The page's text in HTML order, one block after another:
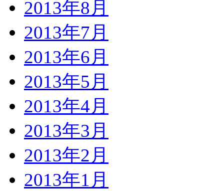
2013年8月
2013年7月
2013年6月
2013年5月
2013年4月
2013年3月
2013年2月
2013年1月